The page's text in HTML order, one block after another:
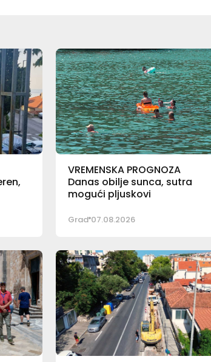
VREMENSKA PROGNOZA
Danas obilje sunca, sutra
mogući pljuskovi
Grad 07.08.2026